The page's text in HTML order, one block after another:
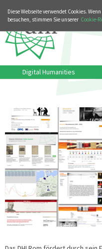
Diese Webseite verwendet Cookies.
besuchen, stimmen Sie unserer Cookie-
Digital Humanities